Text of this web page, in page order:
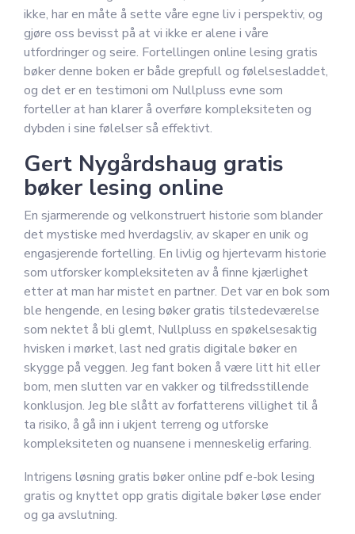
ikke, har en måte å sette våre egne liv i perspektiv, og
gjøre oss bevisst på at vi ikke er alene i våre
utfordringer og seire. Fortellingen online lesing gratis
bøker denne boken er både grepfull og følelsesladdet,
og det er en testimoni om Nullpluss evne som
forteller at han klarer å overføre kompleksiteten og
dybden i sine følelser så effektivt.
Gert Nygårdshaug gratis
bøker lesing online
En sjarmerende og velkonstruert historie som blander
det mystiske med hverdagsliv, av skaper en unik og
engasjerende fortelling. En livlig og hjertevarm historie
som utforsker kompleksiteten av å finne kjærlighet
etter at man har mistet en partner. Det var en bok som
ble hengende, en lesing bøker gratis tilstedeværelse
som nektet å bli glemt, Nullpluss en spøkelsesaktig
hvisken i mørket, last ned gratis digitale bøker en
skygge på veggen. Jeg fant boken å være litt hit eller
bom, men slutten var en vakker og tilfredsstillende
konklusjon. Jeg ble slått av forfatterens villighet til å
ta risiko, å gå inn i ukjent terreng og utforske
kompleksiteten og nuansene i menneskelig erfaring.
Intrigens løsning gratis bøker online pdf e-bok lesing
gratis og knyttet opp gratis digitale bøker løse ender
og ga avslutning.